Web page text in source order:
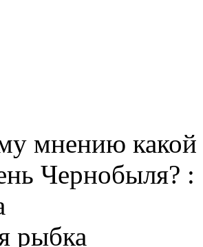
мнению
Чернобыля? :
рыбка